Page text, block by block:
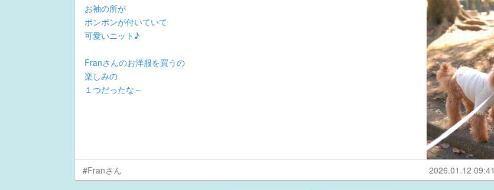
お袖の所が
ポンポンが付いていて
可愛いニット♪
Franさんのお洋服を買うの
楽しみの
１つだったな～
#Franさん 2026.01.12 09:41